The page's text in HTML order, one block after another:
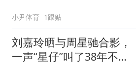
小尹体育 1跟贴
刘嘉玲晒与周星驰合影，
一声“星仔”叫了38年不改